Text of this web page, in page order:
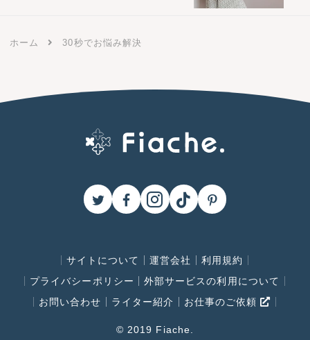
ホーム 30秒でお悩み解決
サイトについて 運営会社
利用規約
プライバシーポリシー
外部サービスの利用について
お問い合わせ
ライター紹介 お仕事のご依頼
© 2019 Fiache.